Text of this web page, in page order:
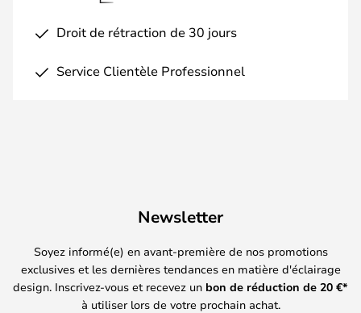
Droit de rétraction de 30 jours
Service Clientèle Professionnel
Newsletter
Soyez informé(e) en avant-première de nos promotions
exclusives et les dernières tendances en matière d'éclairage
design. Inscrivez-vous et recevez un bon de réduction de 20 €*
à utiliser lors de votre prochain achat.